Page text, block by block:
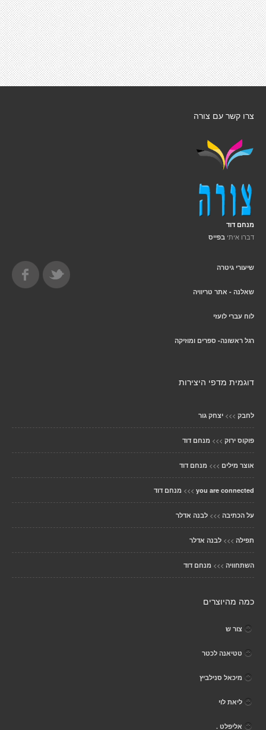
צרו קשר עם צורה
מנחם דוד
דברו איתי בפייס
שיעורי גיטרה
שאלנה - אתר טריוויה
לוח עברי לועזי
רגל ראשונה- ספרים ומוזיקה
דוגמית מדפי היצירות
לחבק >>> יצחק גור
פוקוס ירוק >>> מנחם דוד
אוצר מילים >>> מנחם דוד
you are connected
>>> מנחם דוד
על הכתיבה >>> לבנה אדלר
תפילה >>> לבנה אדלר
השתחוויה >>> מנחם דוד
כמה מהיוצרים
צור ש
טטיאנה לכטר
מיכאל סנילביץ
ליאת לוי
אליפלט .